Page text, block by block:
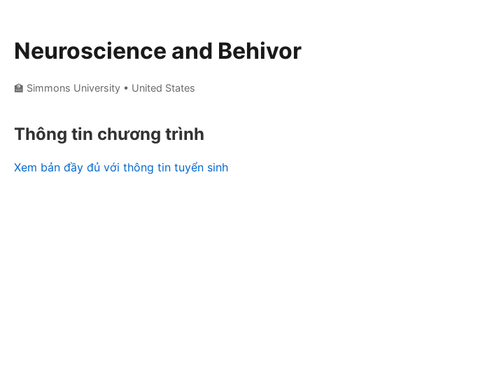
Neuroscience and Behivor
🏫 Simmons University • United States
Thông tin chương trình
Xem bản đầy đủ với thông tin tuyển sinh